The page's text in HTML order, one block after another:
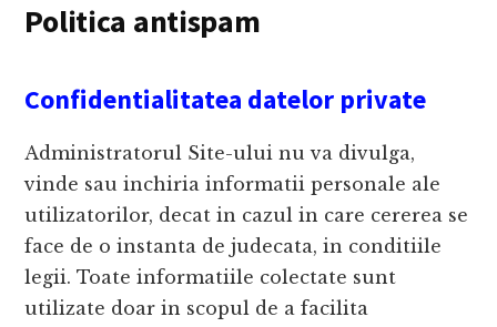
Politica antispam
Confidentialitatea datelor private
Administratorul Site-ului nu va divulga,
vinde sau inchiria informatii personale ale
utilizatorilor, decat in cazul in care cererea se
face de o instanta de judecata, in conditiile
legii. Toate informatiile colectate sunt
utilizate doar in scopul de a facilita